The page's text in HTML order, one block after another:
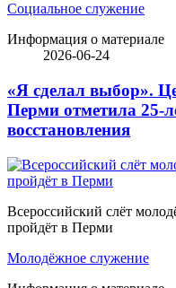
Социальное служение
Информация о материале
2026-06-24
«Я сделал выбор».
Перми отметила 25-
восстановления
Всероссийский слёт
пройдёт в Перми
Молодёжное служение